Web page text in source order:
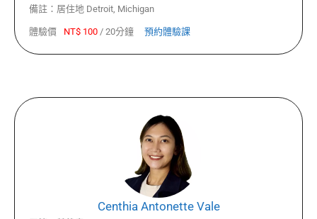
備註： 居住地 Detroit, Michigan
體驗價 NT$ 100 / 20分鐘 預約體驗課
Centhia Antonette Vale